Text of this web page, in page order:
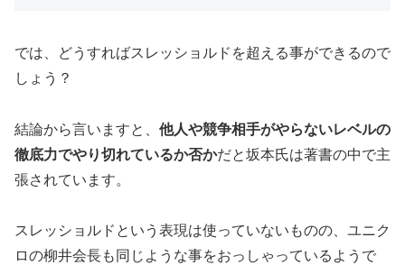
では、どうすればスレッショルドを超える事ができるので
しょう？
結論から言いますと、 他人や競争相手がやらないレベルの
徹底力でやり切れているか否かだと坂本氏は著書の中で主
張されています。
スレッショルドという表現は使っていないものの、ユニク
ロの柳井会長も同じような事をおっしゃっているようで